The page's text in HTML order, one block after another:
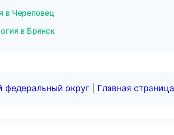
в Череповец
в Брянск
федеральный округ Главная страница